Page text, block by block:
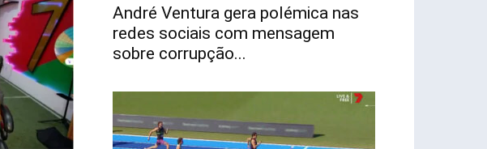
André Ventura gera polémica nas
redes sociais com mensagem
sobre corrupção...